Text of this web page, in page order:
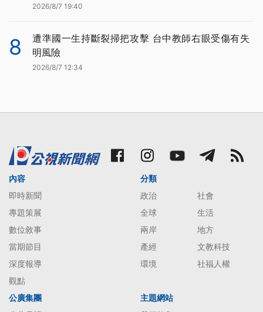
2026/8/7 19:40
8
遭準國一生持斷裂掃把攻擊 台中教師右眼受傷有失
明風險
2026/8/7 12:34
內容
即時新聞
專題策展
數位敘事
當期節目
深度報導
觀點
分類
政治
社會
全球
生活
兩岸
地方
產經
文教科技
環境
社福人權
公廣集團
主題網站